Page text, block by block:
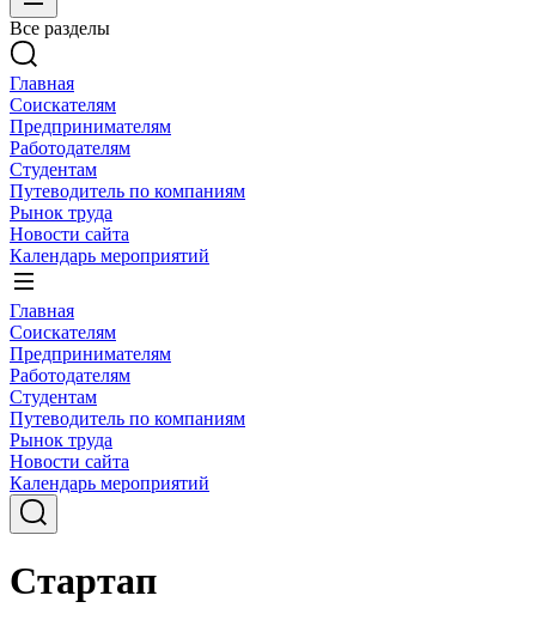
Все разделы
Главная
Соискателям
Предпринимателям
Работодателям
Студентам
Путеводитель по компаниям
Рынок труда
Новости сайта
Календарь мероприятий
Главная
Соискателям
Предпринимателям
Работодателям
Студентам
Путеводитель по компаниям
Рынок труда
Новости сайта
Календарь мероприятий
Стартап